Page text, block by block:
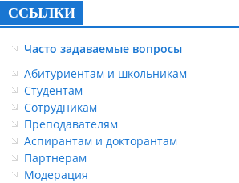
ССЫЛКИ
Часто задаваемые вопросы
Абитуриентам и школьникам
Студентам
Сотрудникам
Преподавателям
Аспирантам и докторантам
Партнерам
Модерация